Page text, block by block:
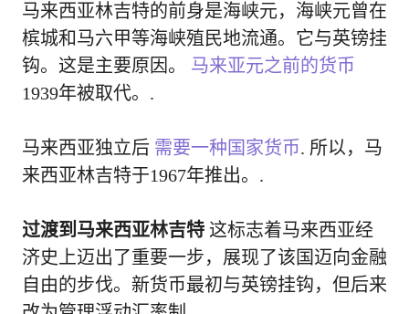
马来西亚林吉特的前身是海峡元，海峡元曾在
槟城和马六甲等海峡殖民地流通。它与英镑挂
钩。这是主要原因。 马来亚元之前的货币
1939年被取代。.
马来西亚独立后 需要一种国家货币. 所以，马
来西亚林吉特于1967年推出。.
过渡到马来西亚林吉特 这标志着马来西亚经
济史上迈出了重要一步，展现了该国迈向金融
自由的步伐。新货币最初与英镑挂钩，但后来